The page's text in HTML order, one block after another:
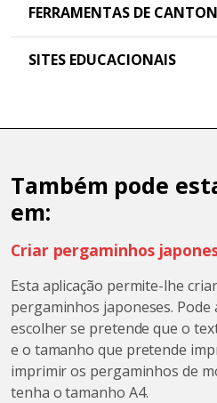
FERRAMENTAS DE
SITES EDUCACIONAIS
Também pode
em:
Criar pergaminhos
Esta aplicação permite-lhe
pergaminhos japoneses.
escolher se pretende que o
e o tamanho que pretende
imprimir os pergaminhos de
tenha o tamanho A4.